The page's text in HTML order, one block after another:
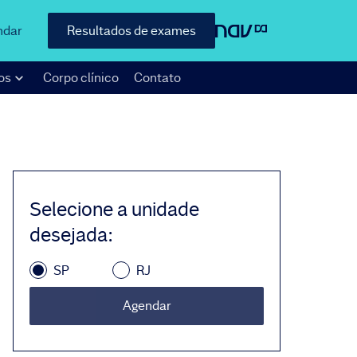
Resultados de exames
Corpo clínico Contato
Selecione a unidade
desejada:
SP RJ
Agendar